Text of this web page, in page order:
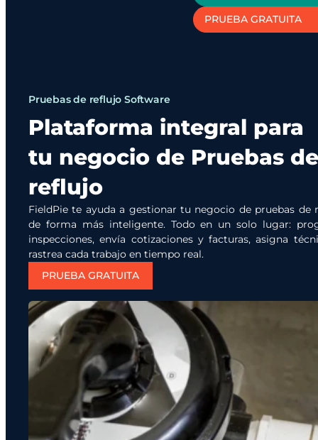
PRUEBA GRATUITA
Pruebas de reflujo Software
Plataforma integral para
tu negocio de Pruebas de
reflujo
FieldPie te ayuda a gestionar tu negocio de pruebas de
de forma más inteligente. Todo en un solo lugar:
inspecciones, envía cotizaciones y facturas, asigna
rastrea cada trabajo en tiempo real.
PRUEBA GRATUITA